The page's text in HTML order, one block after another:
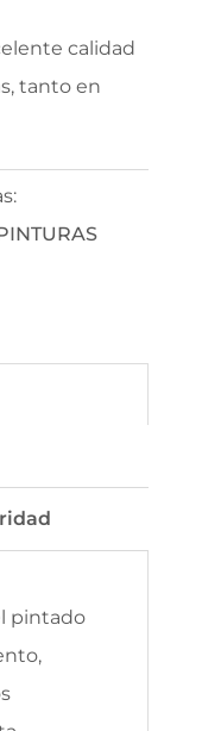
calidad
tanto en
pintado